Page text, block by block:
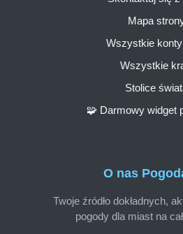
O nas
Twoje źródło dokładnych,
pogody dla miast na
Mapa
Wszystkie
Wszystkie
Stolice
🧩 Darmowy widget